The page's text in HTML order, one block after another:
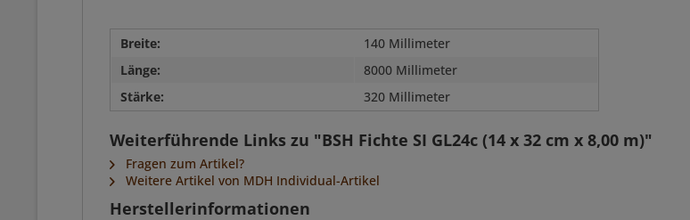
Breite:
140 Millimeter
Länge:
8000 Millimeter
Stärke:
320 Millimeter
Weiterführende Links zu "BSH Fichte SI GL24c (14 x 32 cm x 8,00 m)"
Fragen zum Artikel?
Weitere Artikel von MDH Individual-Artikel
Herstellerinformationen